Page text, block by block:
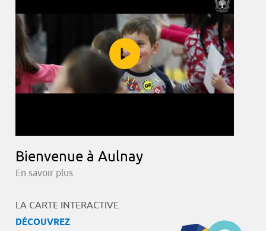
Bienvenue à Aulnay
En savoir plus
LA CARTE INTERACTIVE
DÉCOUVREZ